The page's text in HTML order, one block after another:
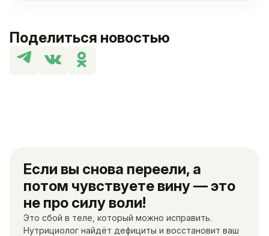
Поделиться новостью
Если вы снова переели, а
потом чувствуете вину — это
не про силу воли!
Это сбой в теле, который можно исправить.
Нутрициолог найдёт дефициты и восстановит ваш